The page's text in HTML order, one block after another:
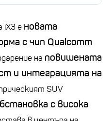
iX3 е новата
с чип Qualcomm
на повишената
и интеграцията на
SUV
с висока